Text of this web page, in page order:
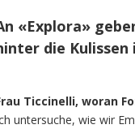
«Explora»
die
Ticcinelli, woran
untersuche, wie wir